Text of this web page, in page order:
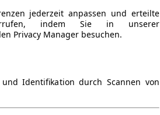
jederzeit anpassen und erteilte
indem Sie in unserer
Privacy Manager besuchen.
Identifikation durch Scannen von